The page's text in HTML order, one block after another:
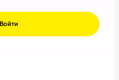
Войти